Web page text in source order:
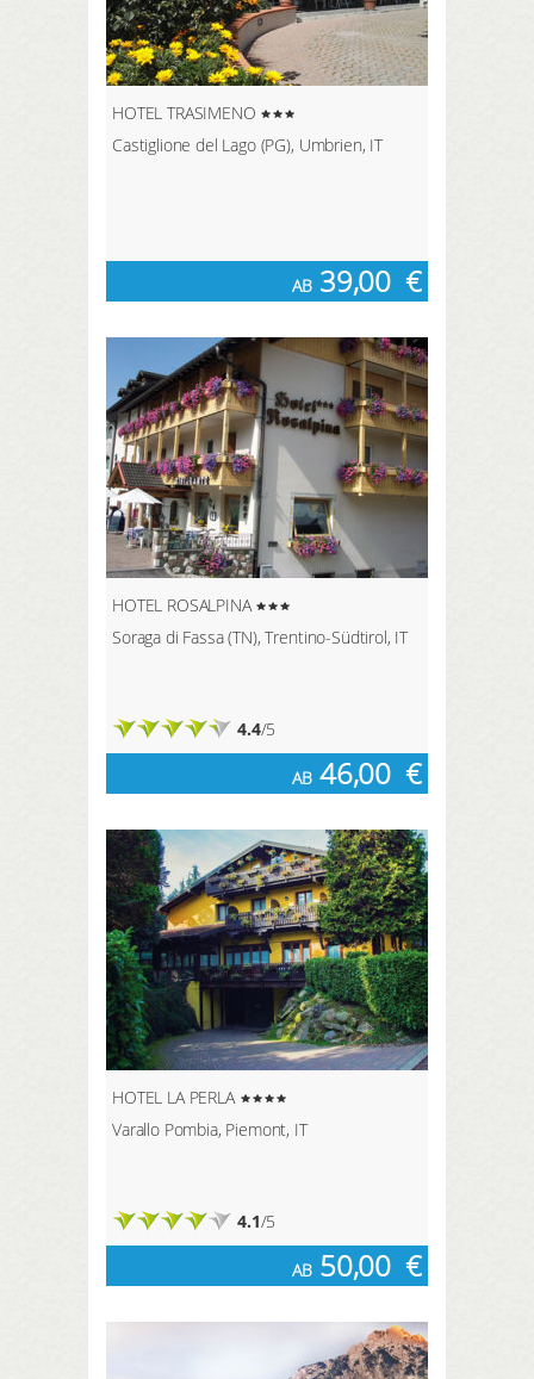
HOTEL TRASIMENO
Castiglione del Lago (PG), Umbrien, IT
AB 39,00 €
HOTEL ROSALPINA
Soraga di Fassa (TN), Trentino-Südtirol, IT
4.4/5
AB 46,00 €
HOTEL LA PERLA
Varallo Pombia, Piemont, IT
4.1/5
AB 50,00 €